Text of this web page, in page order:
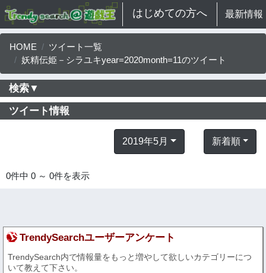
はじめての方へ 最新情報
HOME
ツイート一覧
妖精伝姫－シラユキyear=2020month=11のツイート
TrendySearchユーザーアンケート
TrendySearch内で情報量をもっと増やして欲しいカテゴリーにつ
いて教えて下さい。
検索▼
ツイート情報
2019年5月 新着順
0件中 0 ～ 0件を表示